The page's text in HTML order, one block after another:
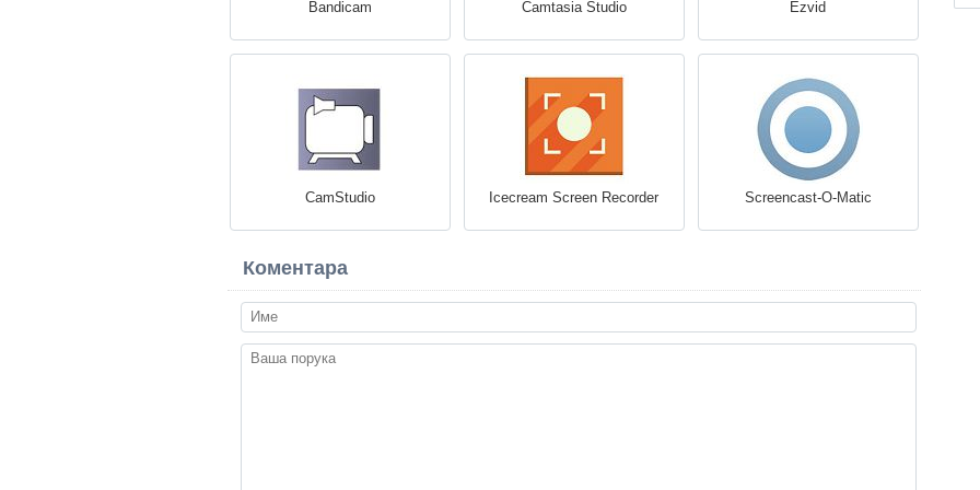
Bandicam Camtasia Studio Ezvid
CamStudio Icecream Screen Recorder Screencast-O-Matic
Коментара